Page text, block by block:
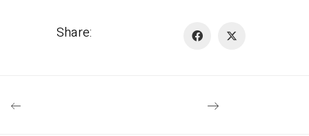
Share: